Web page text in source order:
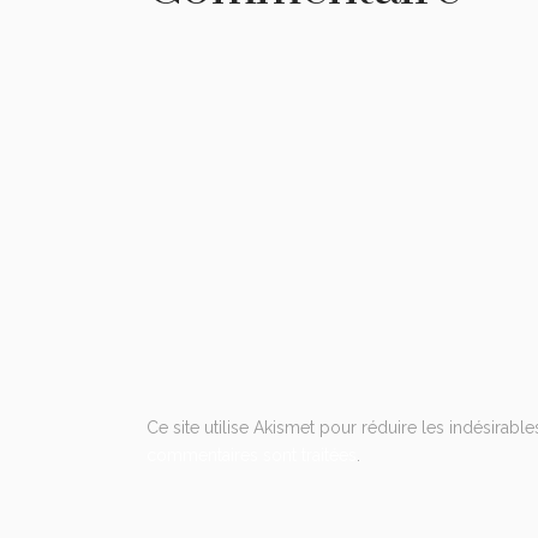
Ce site utilise Akismet pour réduire les